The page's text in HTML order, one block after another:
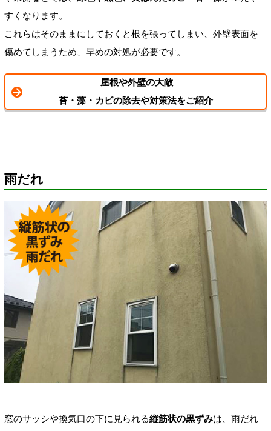
すくなります。
これらはそのままにしておくと根を張ってしまい、外壁表面を
傷めてしまうため、早めの対処が必要です。
屋根や外壁の大敵
苔・藻・カビの除去や対策法をご紹介
雨だれ
窓のサッシや換気口の下に見られる縦筋状の黒ずみは、雨だれ